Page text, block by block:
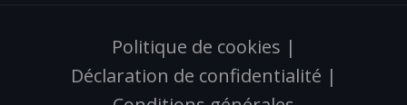
Politique de cookies |
Déclaration de confidentialité |